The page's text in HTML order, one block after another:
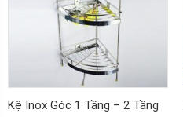
Kệ Inox Góc 1 Tầng – 2 Tầng